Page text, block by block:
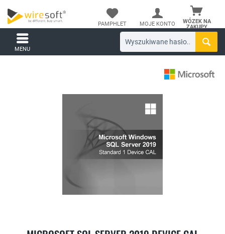
WÓZEK NA
ZAKUPY
PAMPHLET MOJE KONTO
MENU